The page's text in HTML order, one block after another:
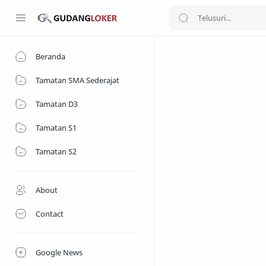
Beranda
Tamatan SMA Sederajat
Tamatan D3
Tamatan S1
Tamatan S2
About
Contact
Google News